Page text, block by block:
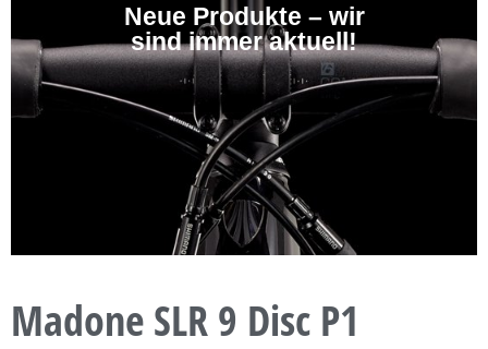
Neue Produkte – wir
sind immer aktuell!
Madone SLR 9 Disc P1